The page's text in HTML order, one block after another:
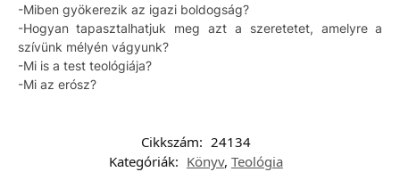
-Miben gyökerezik az igazi boldogság?
-Hogyan tapasztalhatjuk meg azt a szeretetet, amelyre a
szívünk mélyén vágyunk?
-Mi is a test teológiája?
-Mi az erósz?
Cikkszám: 24134
Kategóriák: Könyv, Teológia